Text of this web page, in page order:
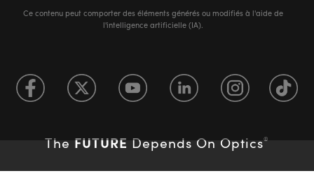
Ce contenu peut comporter des éléments générés ou modifiés à l'aide de
l'intelligence artificielle (IA).
The FUTURE Depends On Optics®